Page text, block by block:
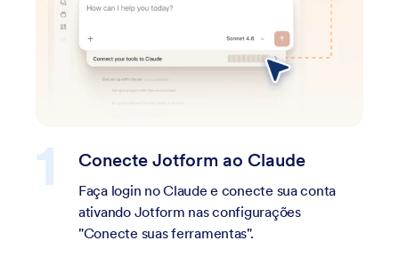
sua conta
Crie e refine seu
chat
Comece com um prompt e
formulário de forma